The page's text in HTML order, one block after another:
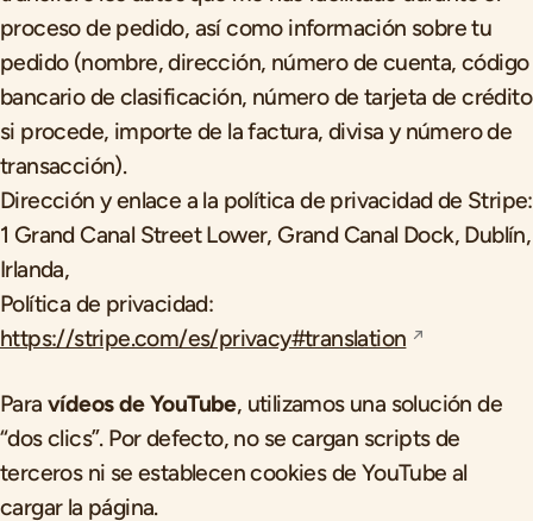
proceso de pedido, así como información sobre tu
pedido (nombre, dirección, número de cuenta, código
bancario de clasificación, número de tarjeta de crédito
si procede, importe de la factura, divisa y número de
transacción).
Dirección y enlace a la política de privacidad de Stripe:
1 Grand Canal Street Lower, Grand Canal Dock, Dublín,
Irlanda,
Política de privacidad:
https://stripe.com/es/privacy#translation
Para vídeos de YouTube, utilizamos una solución de
“dos clics”. Por defecto, no se cargan scripts de
terceros ni se establecen cookies de YouTube al
cargar la página.